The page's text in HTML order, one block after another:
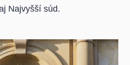
Najvyšší súd.